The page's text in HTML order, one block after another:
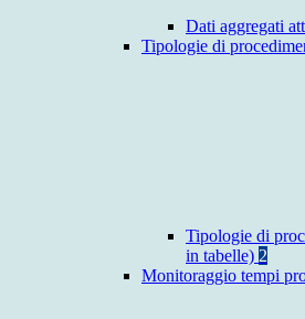
Dati aggregati
Tipologie di
Tipologie di
in tabelle) 2
Monitoraggio tempi